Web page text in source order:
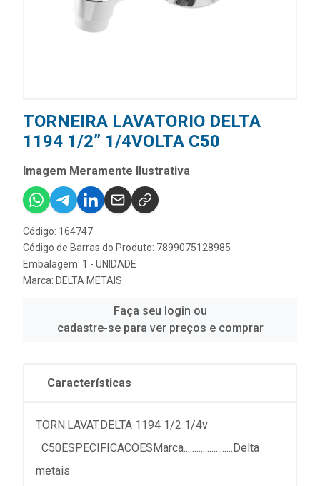
TORNEIRA LAVATORIO DELTA
1194 1/2” 1/4VOLTA C50
Imagem Meramente Ilustrativa
Código: 164747
Código de Barras do Produto: 7899075128985
Embalagem: 1 - UNIDADE
Marca: DELTA METAIS
Faça seu login ou
cadastre-se para ver preços e comprar
Características
TORN.LAVAT.DELTA 1194 1/2 1/4v
C50ESPECIFICACOESMarca.......................Delta
metais